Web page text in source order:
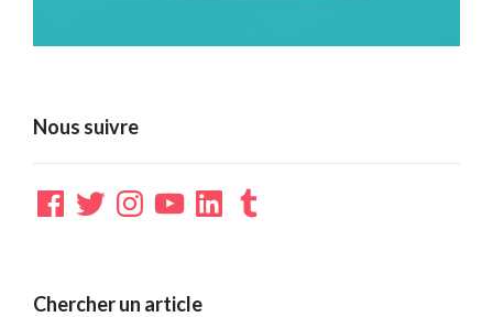
Nous suivre
Facebook
TwitterInstagramYouTubeLinkedInTumblr
Chercher un article